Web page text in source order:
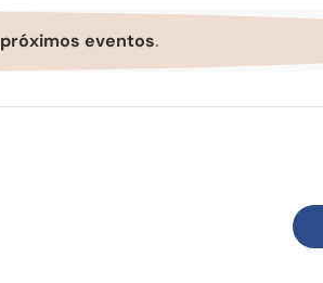
próximos eventos.